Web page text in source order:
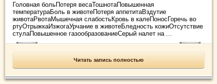
Головная больПотеря весаТошнотаПовышенная
температураБоль в животеПотеря аппетитаВздутие
животаРвотаМышечная слабостьКровь в калеПоносГоречь во
ртуОтрыжкаИзжогаУрчание в животеБледность кожиОтсутствие
стулаПовышенное газообразованиеСерый налет на ...
Читать запись полностью